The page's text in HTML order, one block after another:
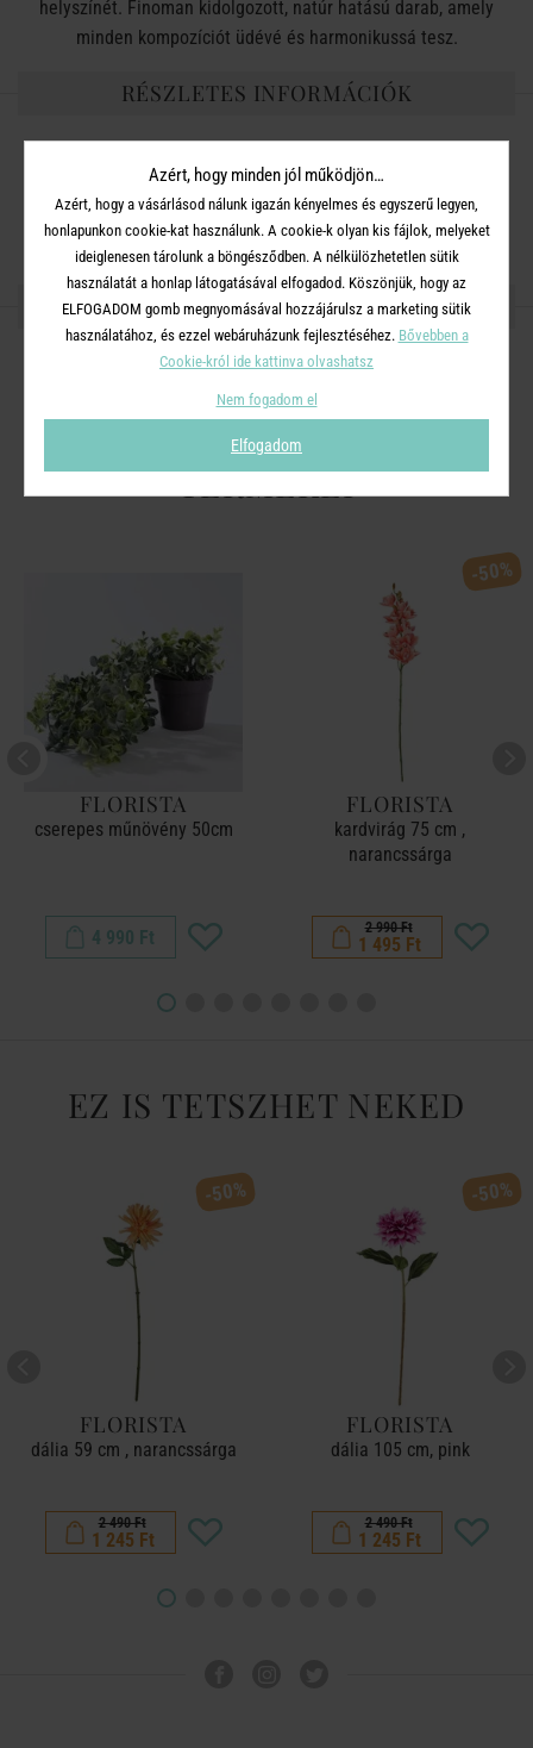
helyszínét. Finoman kidolgozott, natúr hatású darab, amely
minden kompozíciót üdévé és harmonikussá tesz.
RÉSZLETES INFORMÁCIÓK
Anyag : műanyag , fém
Méret: Magasság: 78 cm Szélesség: 10 cm Mélység: 20 cm
OSZD MEG MÁSOKKAL!
A TERMÉKCSALÁD TOVÁBBI
TERMÉKEI
FLORISTA
cserepes műnövény 50cm
4 990 Ft
-50%
FLORISTA
kardvirág 75 cm ,
narancssárga
2 990 Ft
1 495 Ft
EZ IS TETSZHET NEKED
-50%
FLORISTA
dália 59 cm , narancssárga
2 490 Ft
1 245 Ft
-50%
FLORISTA
dália 105 cm, pink
2 490 Ft
1 245 Ft
Azért, hogy minden jól működjön…
Azért, hogy a vásárlásod nálunk igazán kényelmes és egyszerű legyen,
honlapunkon cookie-kat használunk. A cookie-k olyan kis fájlok, melyeket
ideiglenesen tárolunk a böngésződben. A nélkülözhetetlen sütik
használatát a honlap látogatásával elfogadod. Köszönjük, hogy az
ELFOGADOM gomb megnyomásával hozzájárulsz a marketing sütik
használatához, és ezzel webáruházunk fejlesztéséhez. Bővebben a
Cookie-król ide kattinva olvashatsz
Nem fogadom el
Elfogadom